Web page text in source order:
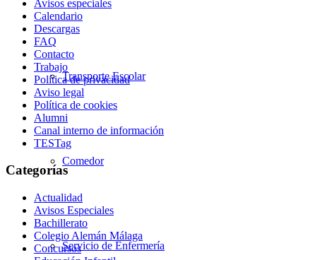
Transporte Escolar
Comedor
Servicio de Enfermería
Avisos especiales
Calendario
Descargas
FAQ
Contacto
Trabajo
Política de privacidad
Aviso legal
Política de cookies
Alumni
Canal interno de información
TESTag
Categorías
Actualidad
Avisos Especiales
Bachillerato
Colegio Alemán Málaga
Concursos